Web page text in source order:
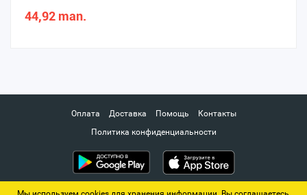
44,92 man.
Оплата Доставка Помощь
Контакты
Политика конфиденциальности